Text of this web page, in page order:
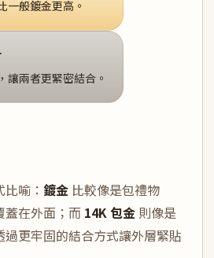
一般鍍金更高。
讓兩者更緊密結合。
喻： 鍍金 比較像是包禮物
蓋在外面；而 14K 包金 則像是
更牢固的結合方式讓外層緊貼